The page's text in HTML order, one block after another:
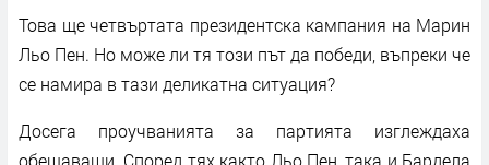
Това ще четвъртата президентска кампания на Марин
Льо Пен. Но може ли тя този път да победи, въпреки че
се намира в тази деликатна ситуация?
Досега проучванията за партията изглеждаха
обещаващи. Според тях както Льо Пен, така и Бардела